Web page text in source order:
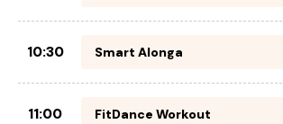
10:30 Smart Alonga
11:00 FitDance Workout